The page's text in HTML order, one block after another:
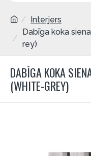
Interjers
Dabīga koka
rey)
DABĪGA KOKA
(WHITE-GREY)